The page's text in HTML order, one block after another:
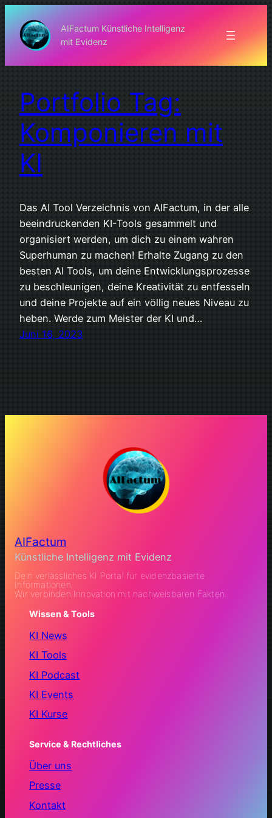
Inhalt
springen
AIFactum Künstliche Intelligenz
mit Evidenz
Portfolio Tag:
Komponieren mit
KI
Das AI Tool Verzeichnis von AIFactum, in der alle
beeindruckenden KI-Tools gesammelt und
organisiert werden, um dich zu einem wahren
Superhuman zu machen! Erhalte Zugang zu den
besten AI Tools, um deine Entwicklungsprozesse
zu beschleunigen, deine Kreativität zu entfesseln
und deine Projekte auf ein völlig neues Niveau zu
heben. Werde zum Meister der KI und…
Juni 16, 2023
AIFactum
Künstliche Intelligenz mit Evidenz
Dein verlässliches KI Portal für evidenzbasierte
Informationen.
Wir verbinden Innovation mit nachweisbaren Fakten.
Wissen & Tools
KI News
KI Tools
KI Podcast
KI Events
KI Kurse
Service & Rechtliches
Über uns
Presse
Kontakt